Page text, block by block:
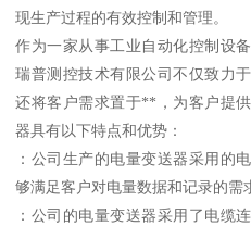
现生产过程的有效控制和管理。
作为一家从事工业自动化控制设
瑞普测控技术有限公司不仅致力
还将客户需求置于**，为客户提
器具有以下特点和优势：
：公司生产的电量变送器采用的
够满足客户对电量数据和记录的需
：公司的电量变送器采用了电缆